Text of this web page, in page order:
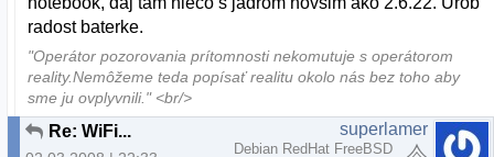
radost baterke.
"Operátor pozorovania prítomnosti nekomutuje s operátorom
reality.Nemôžeme teda popísať realitu okolo nás bez toho aby
sme ju ovplyvnili." <br/>
Re: WiFi... superlamer
Debian RedHat FreeBSD